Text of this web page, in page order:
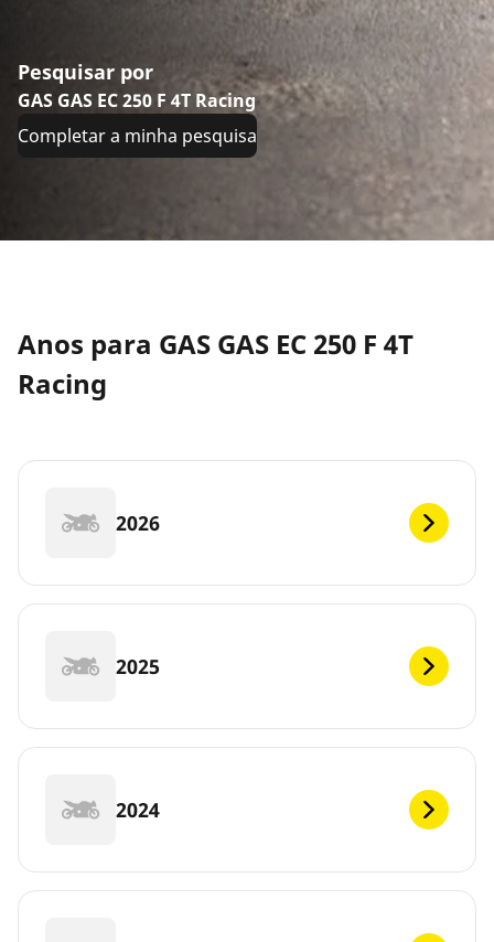
Pesquisar por
GAS GAS EC 250 F 4T Racing
Completar a minha pesquisa
Anos para GAS GAS EC 250 F 4T
Racing
2026
2025
2024